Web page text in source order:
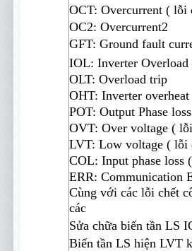
OCT: Overcurrent ( lỗi
OC2: Overcurrent2
GFT: Ground fault
IOL: Inverter
OLT: Overload trip
OHT: Inverter
POT: Output Phase
OVT: Over voltage (
LVT: Low voltage ( lỗi
COL: Input phase loss
ERR: Communication
Cùng với các lỗi chết
các
Sửa chữa biến tần LS
Biến tần LS hiện LVT